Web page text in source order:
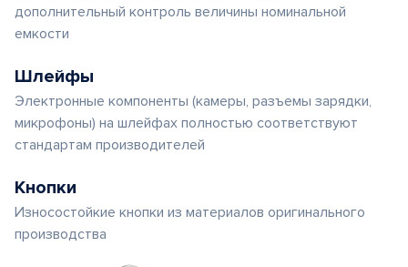
дополнительный контроль величины номинальной
емкости
Шлейфы
Электронные компоненты (камеры, разъемы зарядки,
микрофоны) на шлейфах полностью соответствуют
стандартам производителей
Кнопки
Износостойкие кнопки из материалов оригинального
производства